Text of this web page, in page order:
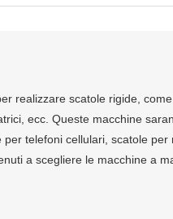
realizzare scatole rigide,
ecc. Queste macchine
telefoni cellulari, scatole per
a scegliere le macchine a